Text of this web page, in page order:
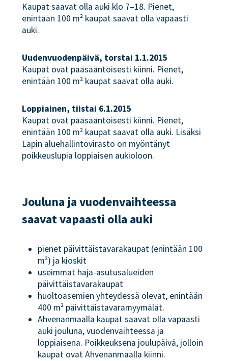
Kaupat saavat olla auki klo 7–18. Pienet,
enintään 100 m² kaupat saavat olla vapaasti
auki.
Uudenvuodenpäivä, torstai 1.1.2015
Kaupat ovat pääsääntöisesti kiinni. Pienet,
enintään 100 m² kaupat saavat olla auki.
Loppiainen, tiistai 6.1.2015
Kaupat ovat pääsääntöisesti kiinni. Pienet,
enintään 100 m² kaupat saavat olla auki. Lisäksi
Lapin aluehallintovirasto on myöntänyt
poikkeuslupia loppiaisen aukioloon.
Jouluna ja vuodenvaihteessa
saavat vapaasti olla auki
pienet päivittäistavarakaupat (enintään 100
m²) ja kioskit
useimmat haja-asutusalueiden
päivittäistavarakaupat
huoltoasemien yhteydessä olevat, enintään
400 m² päivittäistavaramyymälät.
Ahvenanmaalla kaupat saavat olla vapaasti
auki jouluna, vuodenvaihteessa ja
loppiaisena. Poikkeuksena joulupäivä, jolloin
kaupat ovat Ahvenanmaalla kiinni.